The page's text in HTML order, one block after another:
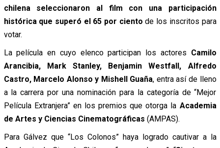
chilena seleccionaron al film con una participación
histórica que superó el 65 por ciento de los inscritos para
votar.
La película en cuyo elenco participan los actores Camilo
Arancibia, Mark Stanley, Benjamin Westfall, Alfredo
Castro, Marcelo Alonso y Mishell Guaña, entra así de lleno
a la carrera por una nominación para la categoría de “Mejor
Película Extranjera” en los premios que otorga la Academia
de Artes y Ciencias Cinematográficas (AMPAS).
Para Gálvez que “Los Colonos” haya logrado cautivar a la